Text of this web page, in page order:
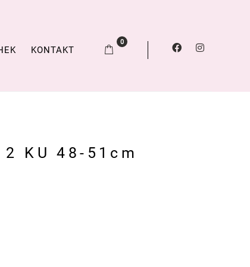
KONTAKT
0
KU 48-51cm